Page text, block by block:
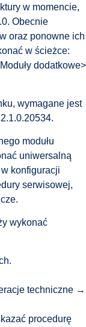
w momencie,
Obecnie
oraz ponowne ich
w ścieżce:
dodatkowe>
wymagane jest
modułu
uniwersalną
konfiguracji
serwisowej,
wykonać
techniczne →
procedurę